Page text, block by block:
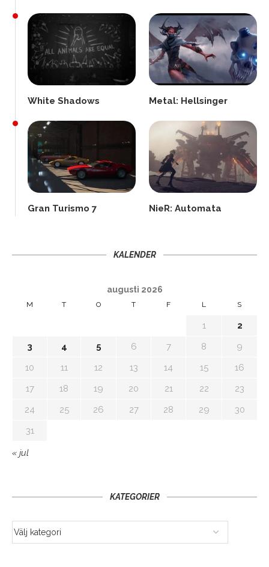
White Shadows Metal: Hellsinger
Gran Turismo 7 NieR: Automata
KALENDER
augusti 2026
M T O T F L S
1
2
3
4 5 6 7 8
9
10
11 12 13 14 15
16
17
18 19 20 21 22
23
24
25 26 27 28 29
30
31
« jul
KATEGORIER